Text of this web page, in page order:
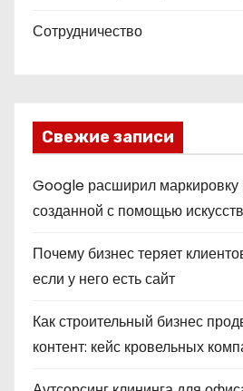
Сотрудничество
Свежие записи
Google расширил
созданной с помощью
Почему бизнес теряет
если у него есть сайт
Как строительный бизнес
контент: кейс кровельных